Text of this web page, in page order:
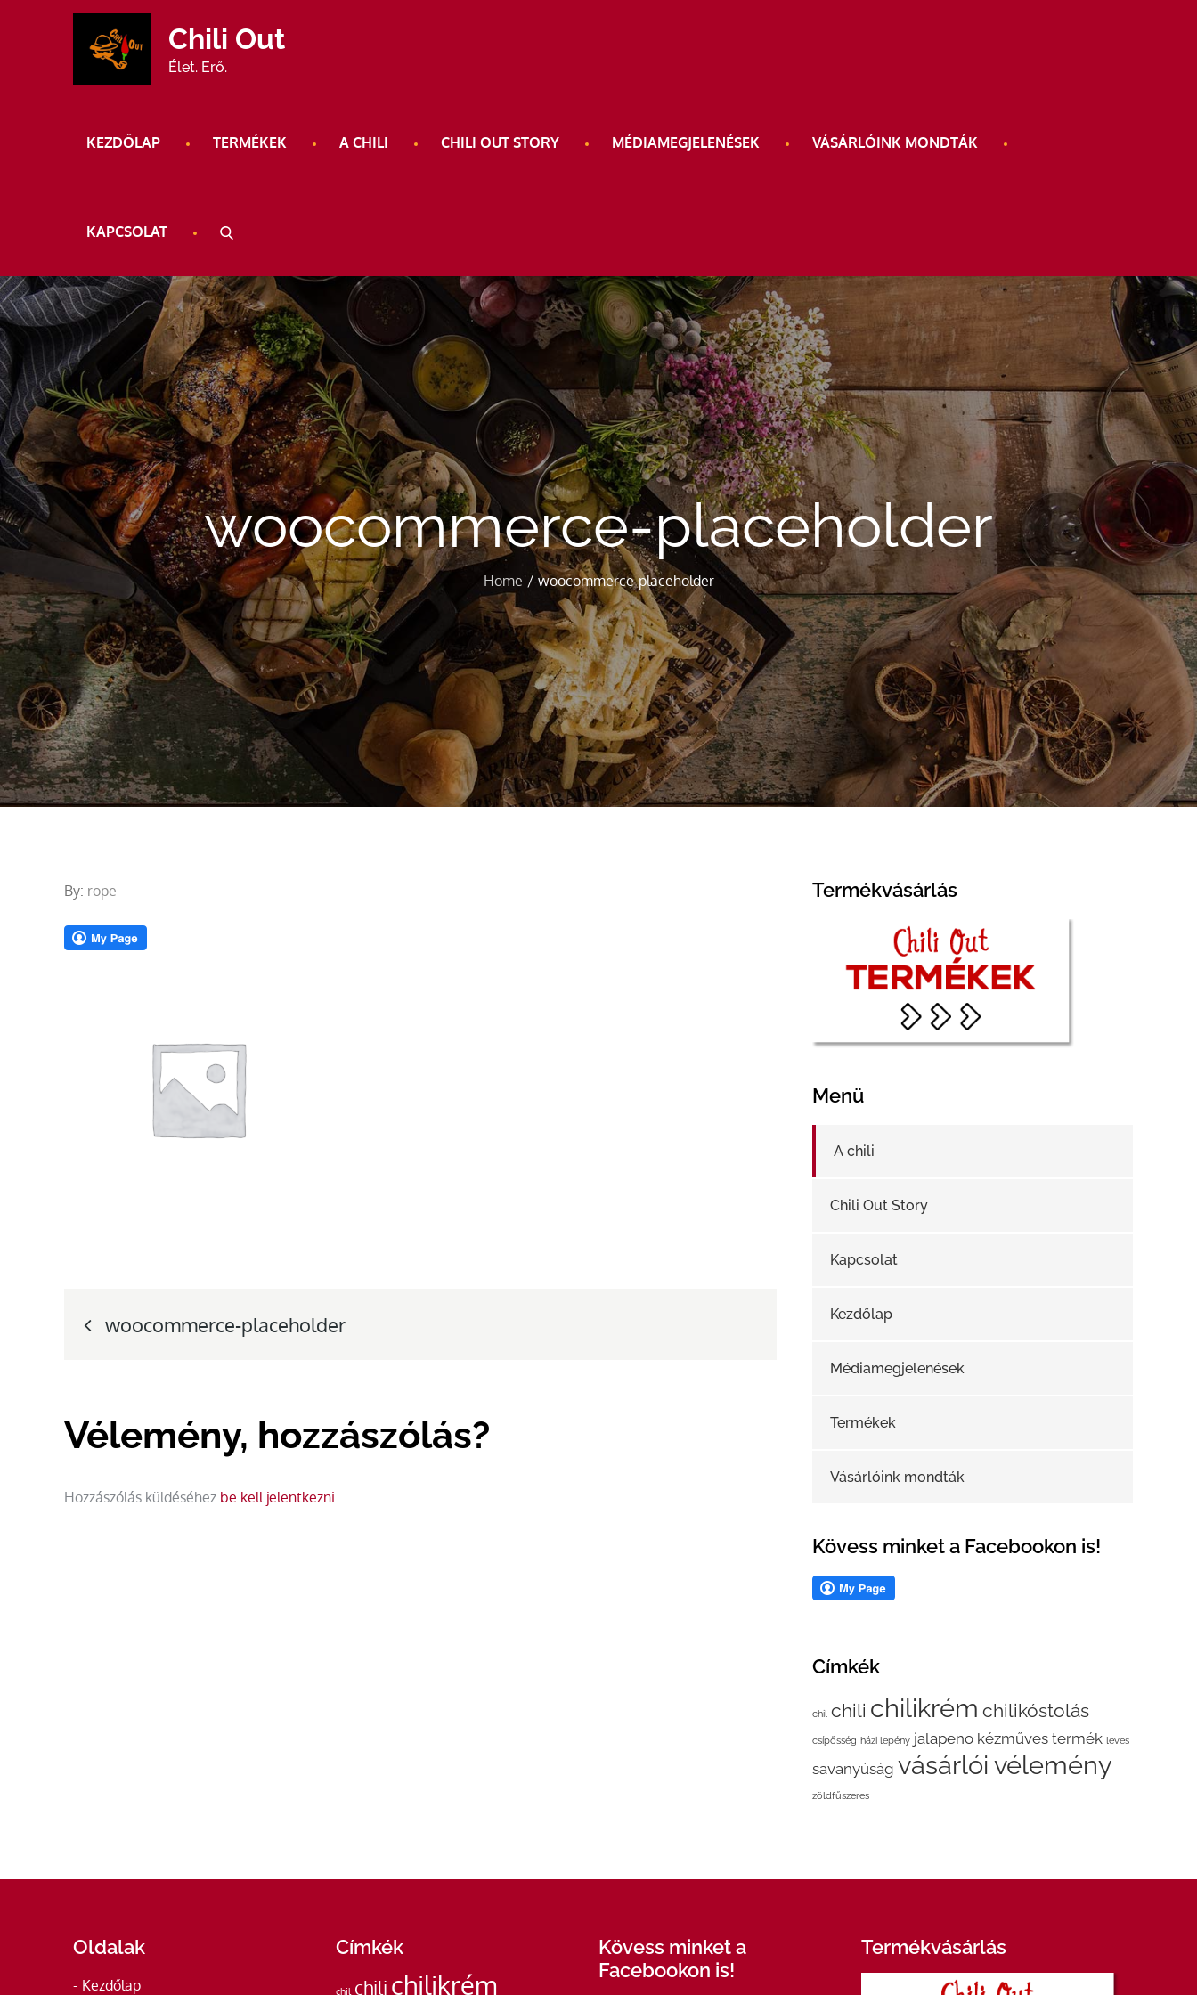
Chili Out
Élet. Erő.
KEZDŐLAP TERMÉKEK A CHILI CHILI OUT STORY MÉDIAMEGJELENÉSEK VÁSÁRLÓINK MONDTÁK
KAPCSOLAT
woocommerce-placeholder
Home woocommerce-placeholder
By: rope
Bejegyzés
woocommerce-placeholder
Vélemény, hozzászólás?
Hozzászólás küldéséhez be kell jelentkezni.
Termékvásárlás
Menü
A chili
Chili Out Story
Kapcsolat
Kezdőlap
Médiamegjelenések
Termékek
Vásárlóink mondták
Kövess minket a Facebookon is!
Címkék
chil chili chilikrém chilikóstolás
csípősség házi lepény jalapeno kézműves termék leves
savanyúság vásárlói vélemény
zöldfűszeres
Oldalak
Kezdőlap
Címkék
chil chili chilikrém
Kövess minket a
Facebookon is!
Termékvásárlás